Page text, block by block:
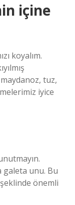
içine
koyalım.
tuz,
iyice
galeta unu. Bu
önemli